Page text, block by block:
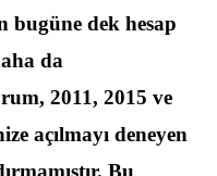
dek hesap
da
2011, 2015 ve
açılmayı deneyen
Bu